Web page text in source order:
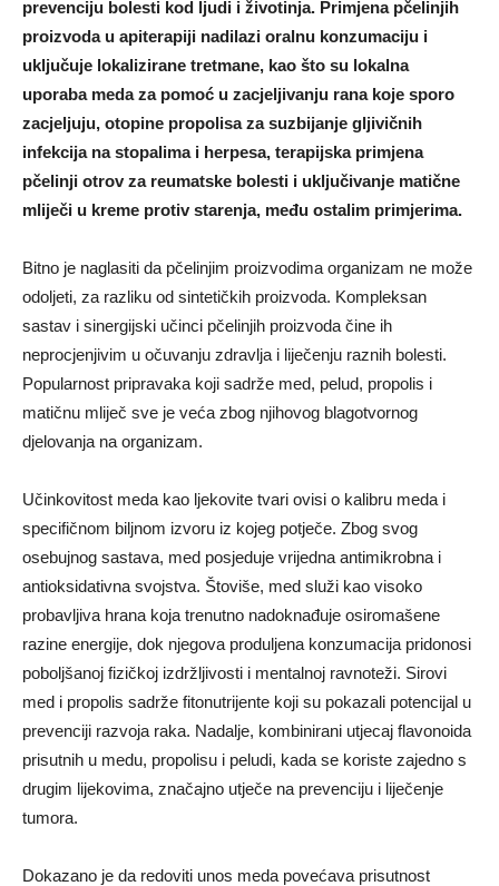
prevenciju bolesti kod ljudi i životinja. Primjena pčelinjih
proizvoda u apiterapiji nadilazi oralnu konzumaciju i
uključuje lokalizirane tretmane, kao što su lokalna
uporaba meda za pomoć u zacjeljivanju rana koje sporo
zacjeljuju, otopine propolisa za suzbijanje gljivičnih
infekcija na stopalima i herpesa, terapijska primjena
pčelinji otrov za reumatske bolesti i uključivanje matične
mliječi u kreme protiv starenja, među ostalim primjerima.
Bitno je naglasiti da pčelinjim proizvodima organizam ne može
odoljeti, za razliku od sintetičkih proizvoda. Kompleksan
sastav i sinergijski učinci pčelinjih proizvoda čine ih
neprocjenjivim u očuvanju zdravlja i liječenju raznih bolesti.
Popularnost pripravaka koji sadrže med, pelud, propolis i
matičnu mliječ sve je veća zbog njihovog blagotvornog
djelovanja na organizam.
Učinkovitost meda kao ljekovite tvari ovisi o kalibru meda i
specifičnom biljnom izvoru iz kojeg potječe. Zbog svog
osebujnog sastava, med posjeduje vrijedna antimikrobna i
antioksidativna svojstva. Štoviše, med služi kao visoko
probavljiva hrana koja trenutno nadoknađuje osiromašene
razine energije, dok njegova produljena konzumacija pridonosi
poboljšanoj fizičkoj izdržljivosti i mentalnoj ravnoteži. Sirovi
med i propolis sadrže fitonutrijente koji su pokazali potencijal u
prevenciji razvoja raka. Nadalje, kombinirani utjecaj flavonoida
prisutnih u medu, propolisu i peludi, kada se koriste zajedno s
drugim lijekovima, značajno utječe na prevenciju i liječenje
tumora.
Dokazano je da redoviti unos meda povećava prisutnost